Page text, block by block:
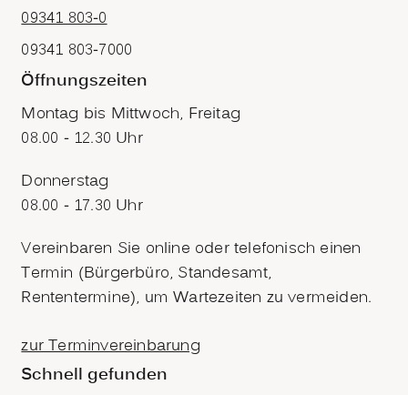
09341 803-0
09341 803-7000
Öffnungszeiten
Montag bis Mittwoch, Freitag
08.00 - 12.30 Uhr
Donnerstag
08.00 - 17.30 Uhr
Vereinbaren Sie online oder telefonisch einen
Termin (Bürgerbüro, Standesamt,
Rententermine), um Wartezeiten zu vermeiden.
zur Terminvereinbarung
Schnell gefunden